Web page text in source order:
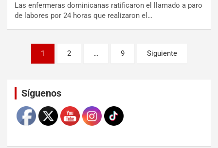
Las enfermeras dominicanas ratificaron el llamado a paro
de labores por 24 horas que realizaron el…
1 2 … 9 Siguiente
Síguenos